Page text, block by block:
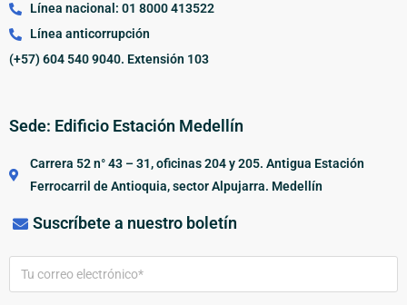
Línea nacional: 01 8000 413522
Línea anticorrupción
(+57) 604 540 9040. Extensión 103
Sede: Edificio Estación Medellín
Carrera 52 n° 43 – 31, oficinas 204 y 205. Antigua Estación
Ferrocarril de Antioquia, sector Alpujarra. Medellín
Suscríbete a nuestro boletín